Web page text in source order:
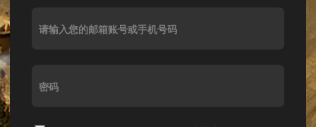
请输入您的邮箱账号或手机号码
密码